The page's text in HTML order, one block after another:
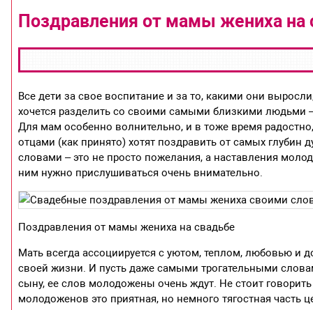
Поздравления от мамы жениха на
Все дети за свое воспитание и за то, какими они
хочется разделить со своими самыми близкими людьми
Для мам особенно волнительно, и в тоже время
отцами (как принято) хотят поздравить от самых
словами – это не просто пожелания, а наставления
ним нужно прислушиваться очень внимательно.
Поздравления от мамы жениха на свадьбе
Мать всегда ассоциируется с уютом, теплом, любовью
своей жизни. И пусть даже самыми трогательными
сыну, ее слов молодожены очень ждут. Не стоит
молодоженов это приятная, но немного тягостная часть